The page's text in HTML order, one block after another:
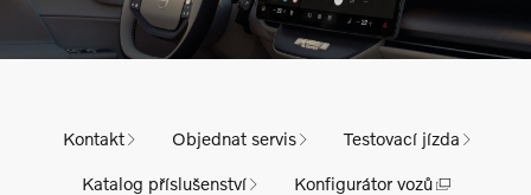
Kontakt Objednat servis Testovací jízda
Katalog příslušenství Konfigurátor vozů